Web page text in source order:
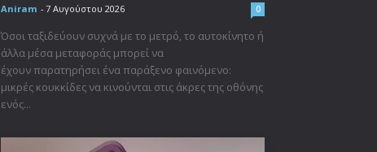
Aniram - 7 Αυγούστου 2026 0
Όσοι ταξιδεύουν συχνά με το μετρό, το αυτοκίνητο ή
άλλα μέσα μεταφοράς μπορεί να
έχουν παρατηρήσει ένα παράξενο φαινόμενο:
μικρές κουκκίδες να κινούνται στις άκρες της οθόνης
ενός...